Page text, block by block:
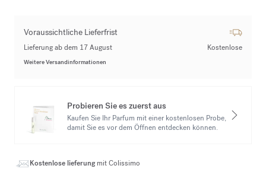
Voraussichtliche Lieferfrist
Lieferung ab dem 17 August Kostenlose
Weitere Versandinformationen
Probieren Sie es zuerst aus
Kaufen Sie Ihr Parfum mit einer kostenlosen Probe,
damit Sie es vor dem Öffnen entdecken können.
Kostenlose lieferungmit Colissimo